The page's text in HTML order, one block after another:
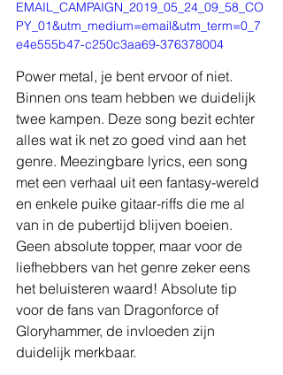
EMAIL_CAMPAIGN_2019_05_24_09_58_CO
PY_01&utm_medium=email&utm_term=0_7
e4e555b47-c250c3aa69-376378004
Power metal, je bent ervoor of niet.
Binnen ons team hebben we duidelijk
twee kampen. Deze song bezit echter
alles wat ik net zo goed vind aan het
genre. Meezingbare lyrics, een song
met een verhaal uit een fantasy-wereld
en enkele puike gitaar-riffs die me al
van in de pubertijd blijven boeien.
Geen absolute topper, maar voor de
liefhebbers van het genre zeker eens
het beluisteren waard! Absolute tip
voor de fans van Dragonforce of
Gloryhammer, de invloeden zijn
duidelijk merkbaar.